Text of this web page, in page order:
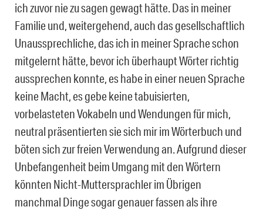
ich zuvor nie zu sagen gewagt hätte. Das in meiner
Familie und, weitergehend, auch das gesellschaftlich
Unaussprechliche, das ich in meiner Sprache schon
mitgelernt hätte, bevor ich überhaupt Wörter richtig
aussprechen konnte, es habe in einer neuen Sprache
keine Macht, es gebe keine tabuisierten,
vorbelasteten Vokabeln und Wendungen für mich,
neutral präsentierten sie sich mir im Wörterbuch und
böten sich zur freien Verwendung an. Aufgrund dieser
Unbefangenheit beim Umgang mit den Wörtern
könnten Nicht-Muttersprachler im Übrigen
manchmal Dinge sogar genauer fassen als ihre